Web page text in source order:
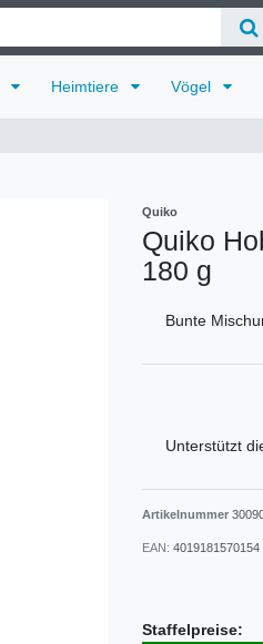
Heimtiere Vögel
Quiko
Quiko
180 g
Bunte
Unterstützt
Artikelnummer
EAN: 4019181570154
Staffelpreise: